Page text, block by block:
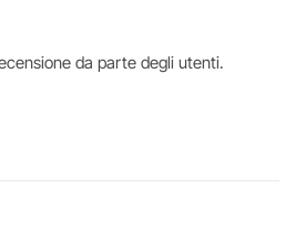
da parte degli utenti.